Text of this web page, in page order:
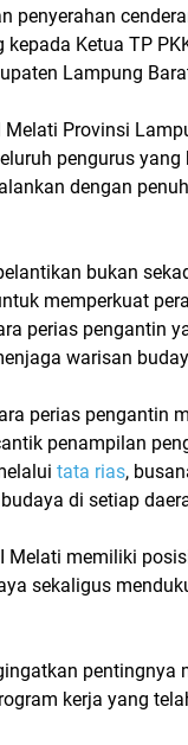
penyerahan
Ketua TP
Lampung
Melati Provinsi
pengurus
dengan
bukan
memperkuat
perias pengantin
warisan
perias pengantin
penampilan
tata rias,
di setiap
Melati memiliki
sekaligus
pentingnya
kerja yang